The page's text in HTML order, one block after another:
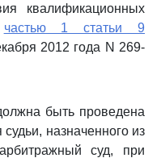
квалификационных
частью 1 статьи 9
2012 года N 269-
быть проведена
назначенного из
суд, при